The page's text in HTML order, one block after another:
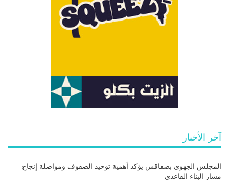
آخر الأخبار
المجلس الجهوي بصفاقس يؤكد أهمية توحيد الصفوف ومواصلة إنجاح
مسار البناء القاعدي